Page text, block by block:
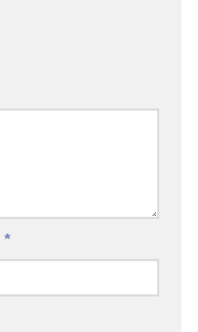
*